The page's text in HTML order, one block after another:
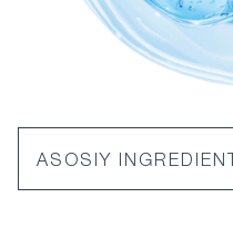
ASOSIY INGREDIENT